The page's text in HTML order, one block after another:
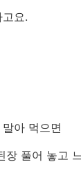
요.
아 먹으면
장 풀어 놓고